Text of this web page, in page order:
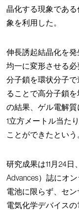
晶化する現象であ
象を利用した。
伸長誘起結晶化を
均一に変形させる
分子鎖を環状分子
ることで高分子鎖
の結果、ゲル電解質
1立方メートル当た
ことができたという
研究成果は11月24
Advances）誌にオ
電池に限らず、セ
電気化学デバイス